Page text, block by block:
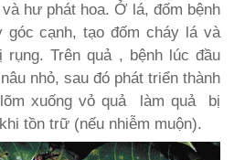
hư phát hoa. Ở lá, đốm bệnh
góc cạnh, tạo đốm cháy lá và
Trên quả , bệnh lúc đầu
nhỏ, sau đó phát triển thành
xuống vỏ quả làm quả bị
tồn trữ (nếu nhiễm muộn).